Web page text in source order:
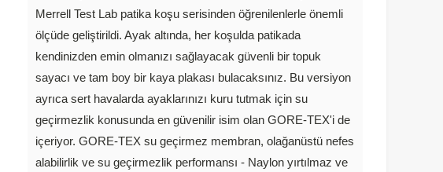
Merrell Test Lab patika koşu serisinden öğrenilenlerle önemli
ölçüde geliştirildi. Ayak altında, her koşulda patikada
kendinizden emin olmanızı sağlayacak güvenli bir topuk
sayacı ve tam boy bir kaya plakası bulacaksınız. Bu versiyon
ayrıca sert havalarda ayaklarınızı kuru tutmak için su
geçirmezlik konusunda en güvenilir isim olan GORE-TEX'i de
içeriyor. GORE-TEX su geçirmez membran, olağanüstü nefes
alabilirlik ve su geçirmezlik performansı - Naylon yırtılmaz ve